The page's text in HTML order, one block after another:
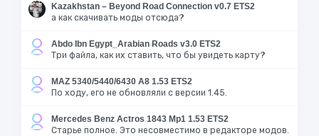
Kazakhstan – Beyond Road Connection v0.7 ETS2
а как скачивать моды отсюда?
Abdo Ibn Egypt_Arabian Roads v3.0 ETS2
Три файла, как их ставить, что бы увидеть карту?
MAZ 5340/5440/6430 A8 1.53 ETS2
По ходу, его не обновляли с версии 1.45.
Mercedes Benz Actros 1843 Mp1 1.53 ETS2
Старье полное. Это несовместимо в редакторе модов.